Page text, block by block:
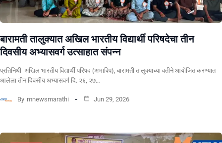
बारामती तालुक्यात अखिल भारतीय विद्यार्थी परिषदेचा तीन
दिवसीय अभ्यासवर्ग उत्साहात संपन्न
प्रतिनिधी अखिल भारतीय विद्यार्थी परिषद (अभाविप), बारामती तालुक्याच्या वतीने आयोजित करण्यात
आलेला तीन दिवसीय अभ्यासवर्ग दि. २६, २७…
By mnewsmarathi Jun 29, 2026